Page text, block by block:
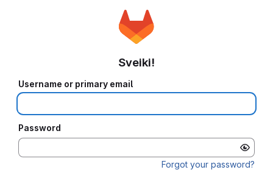
Sveiki!
Username or primary email
Password
Forgot your password?